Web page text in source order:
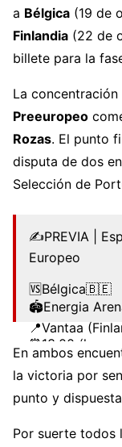
a Bélgica (19 de
Finlandia (22 de
billete para la
La
Preeuropeo
Rozas. El punto
disputa de dos
Selección de
✍️PREVIA |
Europeo
🆚Bélgica🇧🇪
🏟️Energia
📍Vantaa
⏰13.00 (hora
🔗https://t.co/
#FutsalEspaña
En ambos
la victoria por
punto y
Por suerte todos